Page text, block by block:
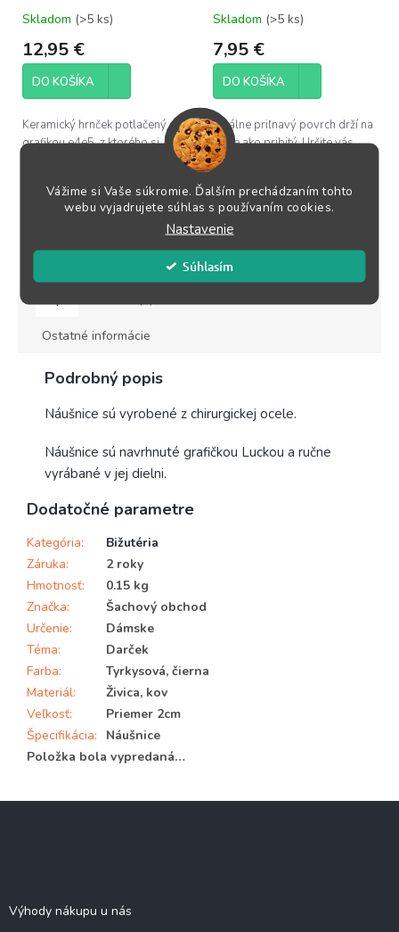
Vážime si Vaše súkromie. Ďalším prechádzaním tohto
webu vyjadrujete súhlas s používaním cookies.
Nastavenie
Súhlasím
Skladom (>5 ks)
12,95 €
DO KOŠÍKA
Keramický hrnček potlačený
grafikou e4e5, z ktorého si
Skladom (>5 ks)
7,95 €
DO KOŠÍKA
Ideálne priľnavý povrch drží na
stole ako pribitý. Určite vás
podrží aj počas posledných...
ZOBRAZIŤ VŠETKY SÚVISIACE PRODUKTY
Ostatné informácie
Podrobný popis
Náušnice sú vyrobené z chirurgickej ocele.
Náušnice sú navrhnuté grafičkou Luckou a ručne
vyrábané v jej dielni.
Dodatočné parametre
Kategória:
Bižutéria
Záruka:
2 roky
Hmotnosť:
0.15 kg
Značka:
Šachový obchod
Určenie:
Dámske
Téma:
Darček
Farba:
Tyrkysová, čierna
Materiál:
Živica, kov
Veľkosť:
Priemer 2cm
Špecifikácia:
Náušnice
Položka bola vypredaná…
Výhody nákupu u nás